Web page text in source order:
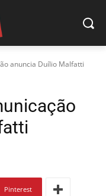
anuncia Duílio Malfatti
Pinterest